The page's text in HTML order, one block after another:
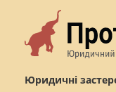
Юридичні